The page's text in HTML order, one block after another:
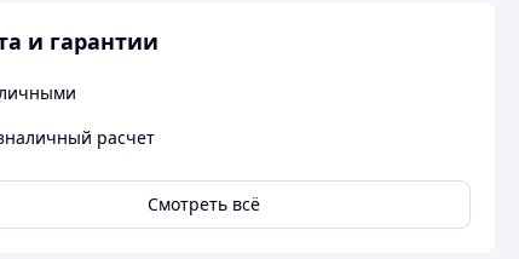
и гарантии
расчет
Смотреть всё